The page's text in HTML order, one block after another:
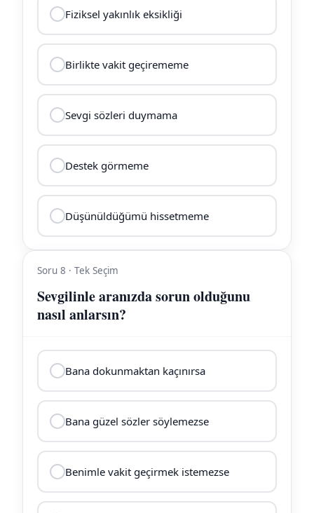
Fiziksel yakınlık eksikliği
Birlikte vakit geçirememe
Sevgi sözleri duymama
Destek görmeme
Düşünüldüğümü hissetmeme
Soru 8 · Tek Seçim
Sevgilinle aranızda sorun olduğunu
nasıl anlarsın?
Bana dokunmaktan kaçınırsa
Bana güzel sözler söylemezse
Benimle vakit geçirmek istemezse